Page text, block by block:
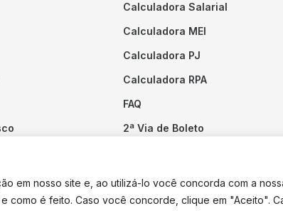
em nosso site e, ao utilizá-lo você concorda com a
como é feito. Caso você concorde, clique em "Aceito".
Calculadora Salarial
Calculadora MEI
Calculadora PJ
Calculadora RPA
FAQ
2ª Via de Boleto